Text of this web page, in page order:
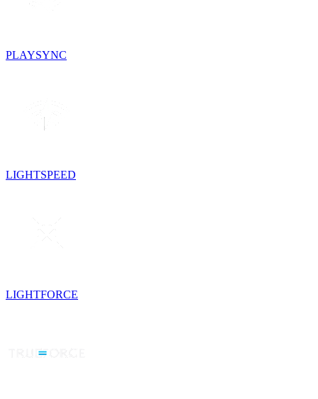
PLAYSYNC
LIGHTSPEED
LIGHTFORCE